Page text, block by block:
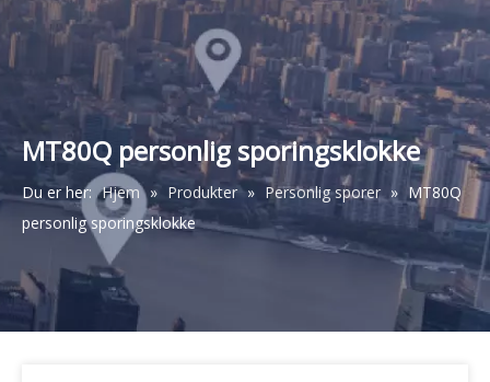
Deutsch
Português
Español
Pусский
Français
简体中文
English
MT80Q personlig sporingsklokke
Du er her: Hjem » Produkter » Personlig sporer » MT80Q
personlig sporingsklokke